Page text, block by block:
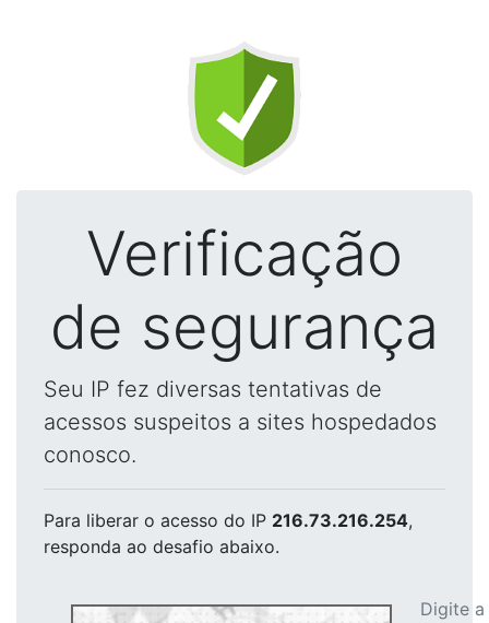
Verificação
de segurança
Seu IP fez diversas tentativas de
acessos suspeitos a sites hospedados
conosco.
Para liberar o acesso do IP 216.73.216.254,
responda ao desafio abaixo.
Digite